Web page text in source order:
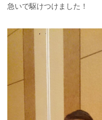
急いで駆けつけました！